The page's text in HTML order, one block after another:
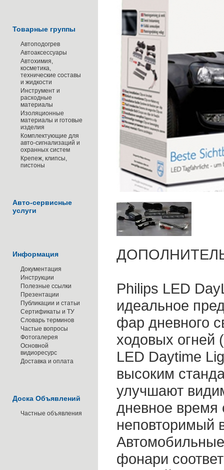
Товарные группы
Автоподогрев
Автоаксессуары
Автохимия,
косметика,
технические составы
и жидкости
Инструмент и
расходные
материалы
Изоляционные
материалы и готовые
изделия
Комплектующие для
авто-сигнализаций и
охранных систем
Крепеж, клипсы,
пистоны
Авто-сервисные
услуги
Информация
Документация
Инструкции
Полезные ссылки
Презентации
Публикации и статьи
Сертификаты и ТУ
Словарь терминов
Частые вопросы
Фотогалерея
Основной
видиоресурс
Доставка и оплата
Доска Объявлений
Частные объявления
Philips LED
идеальное
фар дневного
ходовых огней
LED Daytime
высоким
улучшают
дневное время
неповторимый
фонари